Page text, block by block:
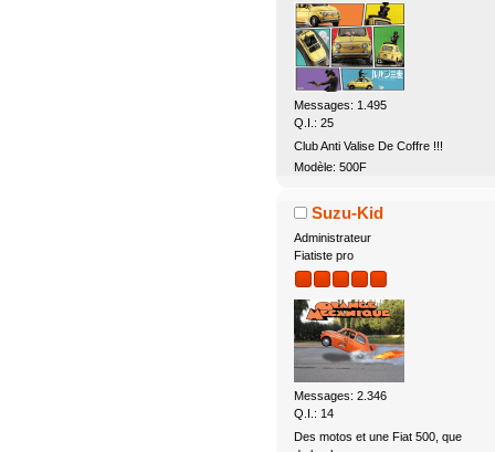
Messages: 1.495
Q.I.: 25
Club Anti Valise De Coffre !!!
Modèle: 500F
Suzu-Kid
Administrateur
Fiatiste pro
Messages: 2.346
Q.I.: 14
Des motos et une Fiat 500, que